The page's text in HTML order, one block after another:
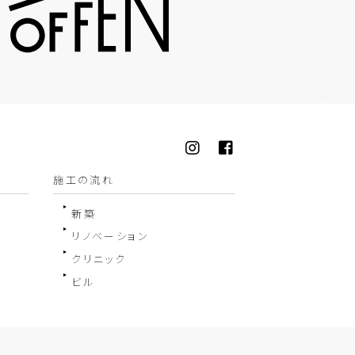
施工の流れ
新築
リノベーション
クリニック
ビル